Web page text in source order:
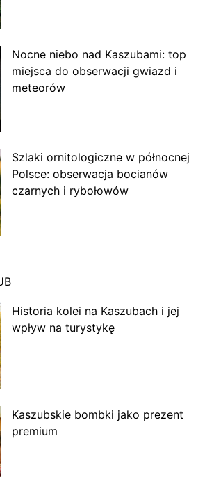
Nocne niebo nad Kaszubami: top
miejsca do obserwacji gwiazd i
meteorów
Szlaki ornitologiczne w północnej
Polsce: obserwacja bocianów
czarnych i rybołowów
Historia kolei na Kaszubach i jej
wpływ na turystykę
Kaszubskie bombki jako prezent
premium